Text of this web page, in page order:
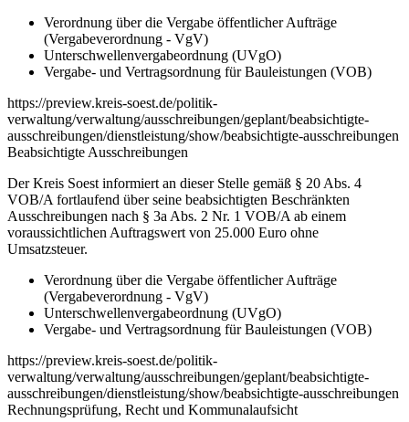
Verordnung über die Vergabe öffentlicher Aufträge
(Vergabeverordnung - VgV)
Unterschwellenvergabeordnung (UVgO)
Vergabe- und Vertragsordnung für Bauleistungen (VOB)
https://preview.kreis-soest.de/politik-
verwaltung/verwaltung/ausschreibungen/geplant/beabsichtigte-
ausschreibungen/dienstleistung/show/beabsichtigte-ausschreibungen
Beabsichtigte Ausschreibungen
Der Kreis Soest informiert an dieser Stelle gemäß § 20 Abs. 4
VOB/A fortlaufend über seine beabsichtigten Beschränkten
Ausschreibungen nach § 3a Abs. 2 Nr. 1 VOB/A ab einem
voraussichtlichen Auftragswert von 25.000 Euro ohne
Umsatzsteuer.
Verordnung über die Vergabe öffentlicher Aufträge
(Vergabeverordnung - VgV)
Unterschwellenvergabeordnung (UVgO)
Vergabe- und Vertragsordnung für Bauleistungen (VOB)
https://preview.kreis-soest.de/politik-
verwaltung/verwaltung/ausschreibungen/geplant/beabsichtigte-
ausschreibungen/dienstleistung/show/beabsichtigte-ausschreibungen
Rechnungsprüfung, Recht und Kommunalaufsicht